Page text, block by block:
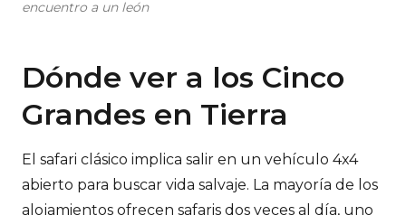
encuentro a un león
Dónde ver a los Cinco
Grandes en Tierra
El safari clásico implica salir en un vehículo 4x4
abierto para buscar vida salvaje. La mayoría de los
alojamientos ofrecen safaris dos veces al día, uno